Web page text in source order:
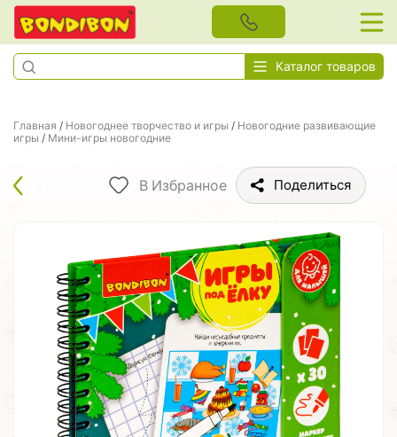
Каталог товаров
Главная / Новогоднее творчество и игры / Новогодние развивающие
игры / Мини-игры новогодние
В Избранное Поделиться